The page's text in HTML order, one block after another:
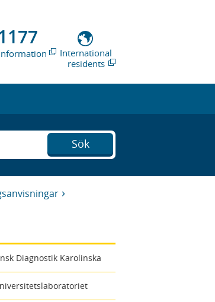
International
residents
Sök
Diagnostik Karolinska